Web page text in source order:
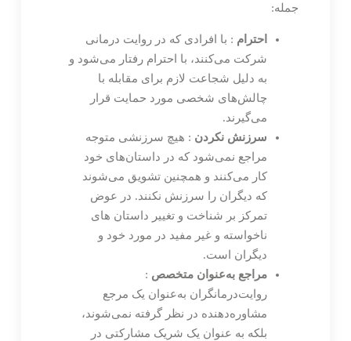
جمله:
احترام : با افرادی که در روایت درمانی
شرکت می‌کنند، با احترام رفتار می‌شود و
به دلیل شجاعت لازم برای مقابله با
چالش‌های شخصی مورد حمایت قرار
می‌گیرند.
سرزنش نکردن : هیچ سرزنشی متوجه
مراجع نمی‌شود که در داستان‌های خود
کار می‌کنند و همچنین تشویق می‌شوند
که دیگران را سرزنش نکنند. در عوض
تمرکز بر شناخت و تغییر داستان های
ناخواسته و غیر مفید در مورد خود و
دیگران است.
مراجع به‌عنوان متخصص :
روایت‌درمانگران به‌عنوان یک مرجع
مشاوره‌دهنده در نظر گرفته نمی‌شوند،
بلکه به عنوان یک شریک مشارکتی در